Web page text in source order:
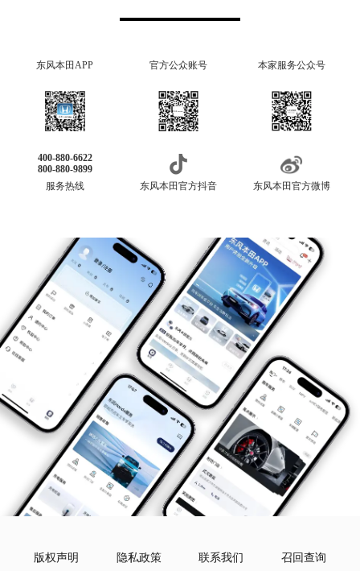
东风本田APP 官方公众账号 本家服务公众号
400-880-6622
800-880-9899
服务热线
东风本田官方抖音 东风本田官方微博
版权声明 隐私政策 联系我们 召回查询